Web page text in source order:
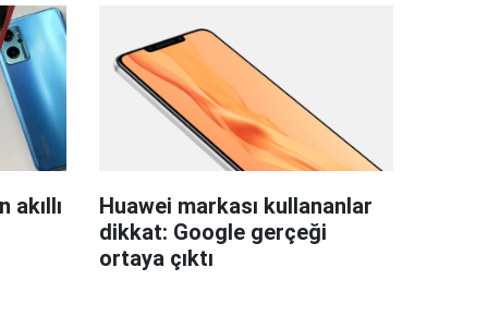
akıllı
Huawei markası kullananlar
dikkat: Google gerçeği
ortaya çıktı